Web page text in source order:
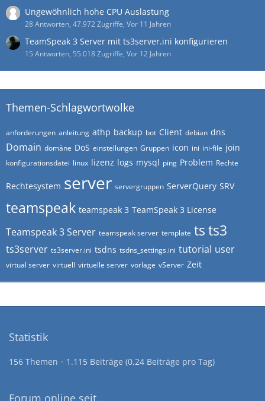
Ungewöhnlich hohe CPU Auslastung
28 Antworten, 47.972 Zugriffe, Vor 11 Jahren
TeamSpeak 3 Server mit ts3server.ini konfigurieren
15 Antworten, 55.018 Zugriffe, Vor 12 Jahren
Themen-Schlagwortwolke
anforderungen anleitung athp backup bot Client debian dns
Domain domäne DoS einstellungen Gruppen icon ini ini-file join
konfigurationsdatei linux lizenz logs mysql ping Problem Rechte
Rechtesystem server servergruppen ServerQuery SRV
teamspeak teamspeak 3 TeamSpeak 3 License
Teamspeak 3 Server teamspeak server template tsts3
ts3server ts3server.ini tsdns tsdns_settings.ini tutorial user
virtual server virtuell virtuelle server vorlage vServer Zeit
Statistik
156 Themen 1.115 Beiträge (0,24 Beiträge pro Tag)
Forum online seit...